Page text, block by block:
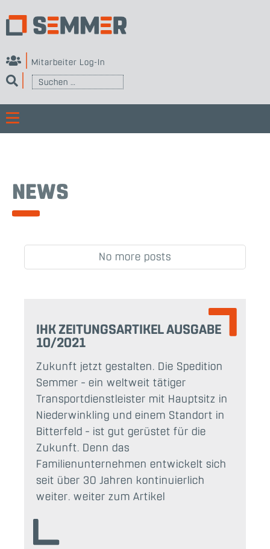
to
content
Mitarbeiter Log-In
Suchen
nach:
NEWS
No more posts
IHK ZEITUNGSARTIKEL AUSGABE
10/2021
Zukunft jetzt gestalten. Die Spedition
Semmer – ein weltweit tätiger
Transportdienstleister mit Hauptsitz in
Niederwinkling und einem Standort in
Bitterfeld – ist gut gerüstet für die
Zukunft. Denn das
Familienunternehmen entwickelt sich
seit über 30 Jahren kontinuierlich
weiter. weiter zum Artikel